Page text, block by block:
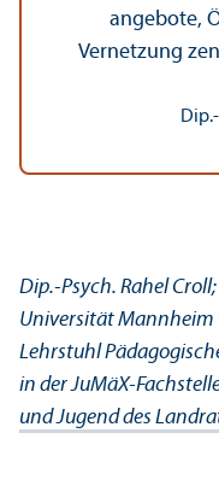
angebote,
Vernetzung
Dip.-Psych. Rahel
Universität Mannheim
Lehr­stuhl
in der JuMäX-
und Jugend des